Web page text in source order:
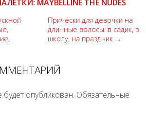
MAYBELLINE THE NUDES
Причёски для девочки на
длинные волосы: в садик, в
школу, на праздник →
опубликован. Обязательные